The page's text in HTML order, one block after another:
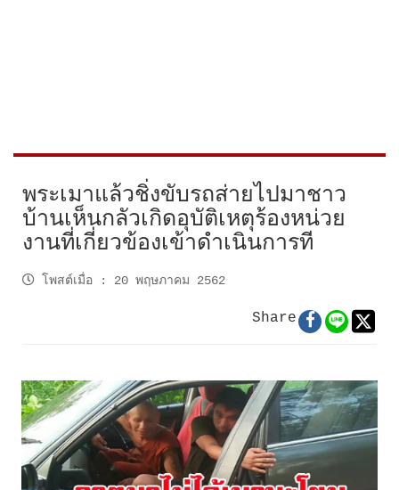
พระเมาแล้วชิ่งขับรถส่ายไปมาชาว
บ้านเห็นกลัวเกิดอุบัติเหตุร้องหน่วย
งานที่เกี่ยวข้องเข้าดำเนินการที
โพสต์เมื่อ : 20 พฤษภาคม 2562
Share